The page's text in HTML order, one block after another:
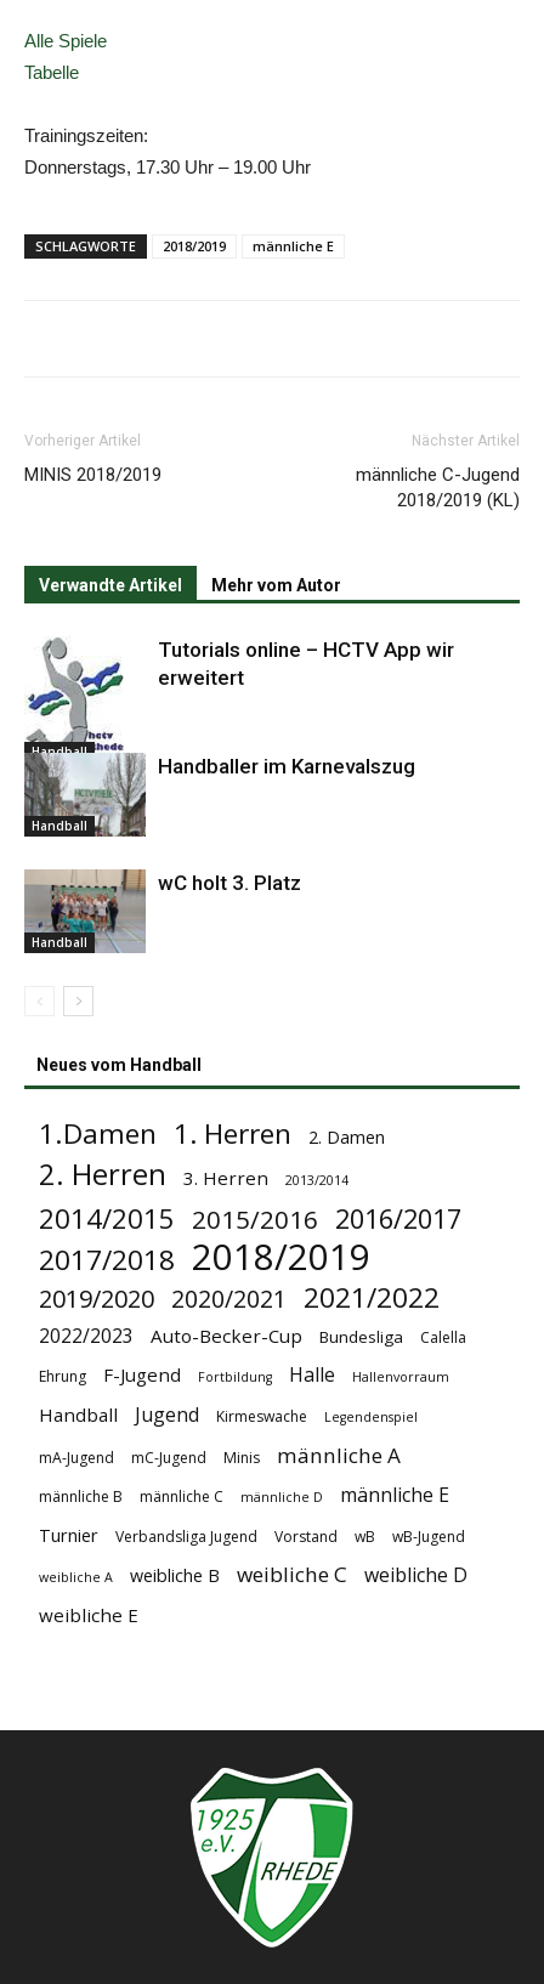
Alle Spiele
Tabelle
Trainingszeiten:
Donnerstags, 17.30 Uhr – 19.00 Uhr
SCHLAGWORTE 2018/2019 männliche E
Vorheriger Artikel
MINIS 2018/2019
Nächster Artikel
männliche C-Jugend
2018/2019 (KL)
Verwandte Artikel Mehr vom Autor
Handball
Tutorials online – HCTV App wir
erweitert
Handball
Handballer im Karnevalszug
Handball
wC holt 3. Platz
Neues vom Handball
1.Damen 1. Herren 2. Damen
2. Herren 3. Herren 2013/2014
2014/2015 2015/2016 2016/2017
2017/2018 2018/2019
2019/2020 2020/2021 2021/2022
2022/2023 Auto-Becker-Cup Bundesliga
Calella
Ehrung
F-Jugend Fortbildung Halle Hallenvorraum
Handball Jugend Kirmeswache Legendenspiel
mA-Jugend mC-Jugend Minis männliche A
männliche B männliche C männliche D männliche E
Turnier Verbandsliga Jugend Vorstand wB wB-Jugend
weibliche A weibliche B weibliche C weibliche D
weibliche E